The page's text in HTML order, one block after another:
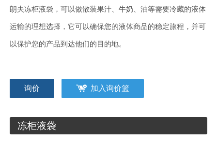
朗夫冻柜液袋，可以做散装果汁、牛奶、油等需要冷藏的液体
运输的理想选择，它可以确保您的液体商品的稳定旅程，并可
以保护您的产品到达他们的目的地。
询价 加入询价篮
冻柜液袋